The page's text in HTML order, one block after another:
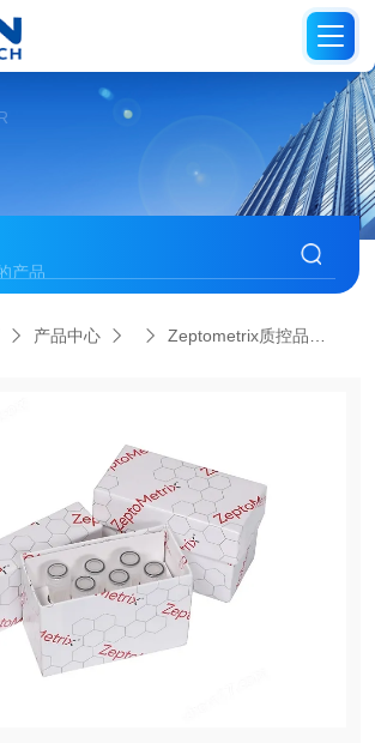
产品中心 Zeptometrix质控品